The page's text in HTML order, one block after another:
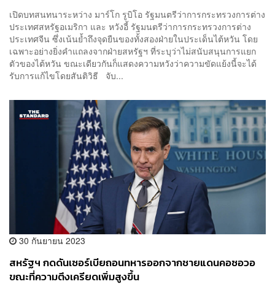
เปิดบทสนทนาระหว่าง มาร์โก รูบิโอ รัฐมนตรีว่าการกระทรวงการต่าง
ประเทศสหรัฐอเมริกา และ หวังอี้ รัฐมนตรีว่าการกระทรวงการต่าง
ประเทศจีน ซึ่งเน้นย้ำถึงจุดยืนของทั้งสองฝ่ายในประเด็นไต้หวัน โดย
เฉพาะอย่างยิ่งคำแถลงจากฝ่ายสหรัฐฯ ที่ระบุว่าไม่สนับสนุนการแยก
ตัวของไต้หวัน ขณะเดียวกันก็แสดงความหวังว่าความขัดแย้งนี้จะได้
รับการแก้ไขโดยสันติวิธี จับ...
30 กันยายน 2023
สหรัฐฯ กดดันเซอร์เบียถอนทหารออกจากชายแดนคอซอวอ
ขณะที่ความตึงเครียดเพิ่มสูงขึ้น